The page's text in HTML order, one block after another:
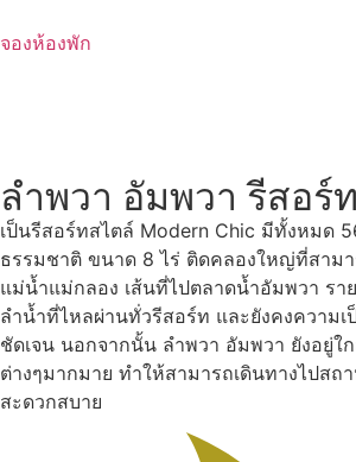
to
จองห้องพัก
ลำพวา อัมพวา รีสอร์ท
เป็นรีสอร์ทสไตล์ Modern Chic มีทั้งหมด
ธรรมชาติ ขนาด 8 ไร่ ติดคลองใหญ่ที่สามา
แม่น้ำแม่กลอง เส้นที่ไปตลาดน้ำอัมพวา รา
ลำน้ำที่ไหลผ่านทั่วรีสอร์ท และยังคงความเ
ชัดเจน นอกจากนั้น ลำพวา อัมพวา ยังอยู่ใ
ต่างๆมากมาย ทำให้สามารถเดินทางไปสถ
สะดวกสบาย